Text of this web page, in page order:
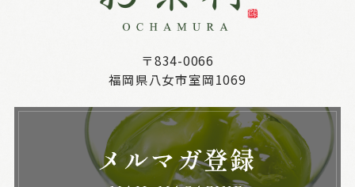
〒834-0066
福岡県八女市室岡1069